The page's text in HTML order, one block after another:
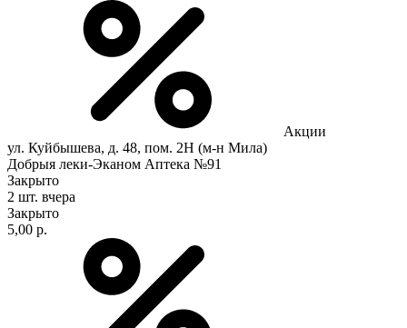
Акции
ул. Куйбышева, д. 48, пом. 2Н (м-н Мила)
Добрыя леки-Эканом Аптека №91
Закрыто
2 шт. вчера
Закрыто
5,00 р.